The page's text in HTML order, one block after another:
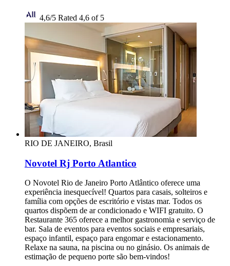
4,6/5 Rated 4,6 of 5
RIO DE JANEIRO, Brasil
Novotel Rj Porto Atlantico
O Novotel Rio de Janeiro Porto Atlântico oferece uma
experiência inesquecível! Quartos para casais, solteiros e
família com opções de escritório e vistas mar. Todos os
quartos dispõem de ar condicionado e WIFI gratuito. O
Restaurante 365 oferece a melhor gastronomia e serviço de
bar. Sala de eventos para eventos sociais e empresariais,
espaço infantil, espaço para engomar e estacionamento.
Relaxe na sauna, na piscina ou no ginásio. Os animais de
estimação de pequeno porte são bem-vindos!